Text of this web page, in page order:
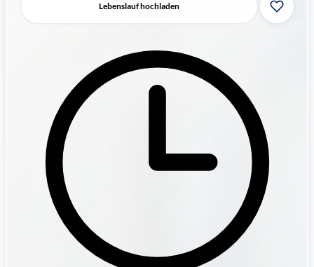
Lebenslauf hochladen